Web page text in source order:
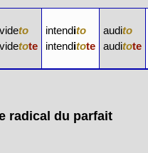
videto
videtote
intendito
intenditote
audito
auditote
radical du parfait